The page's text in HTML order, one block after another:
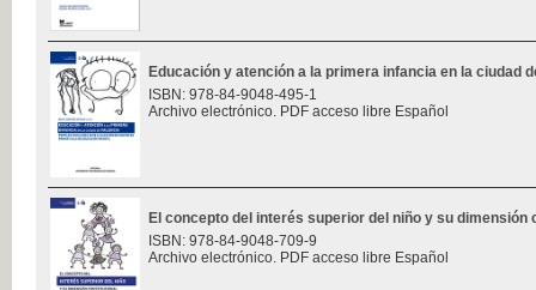
Educación y atención a la primera infancia en la ciudad
ISBN: 978-84-9048-495-1
Archivo electrónico. PDF acceso libre Español
El concepto del interés superior del niño y su dimensión
ISBN: 978-84-9048-709-9
Archivo electrónico. PDF acceso libre Español